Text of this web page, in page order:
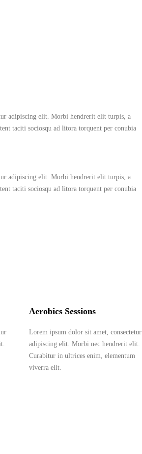
adipiscing elit. Morbi hendrerit elit turpis, a
taciti sociosqu ad litora torquent per conubia
adipiscing elit. Morbi hendrerit elit turpis, a
taciti sociosqu ad litora torquent per conubia
Aerobics Sessions
Lorem ipsum dolor sit amet, consectetur
adipiscing elit. Morbi nec hendrerit elit.
Curabitur in ultrices enim, elementum
viverra elit.